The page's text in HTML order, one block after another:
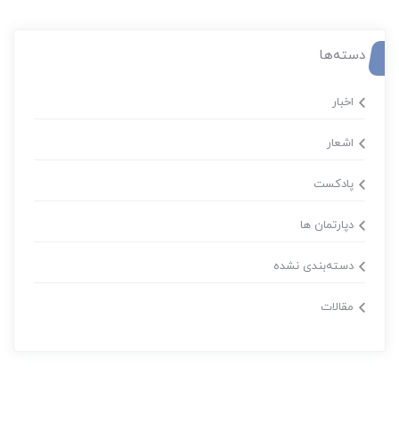
دسته‌ها
اخبار
اشعار
پادکست
دپارتمان ها
دسته‌بندی نشده
مقالات